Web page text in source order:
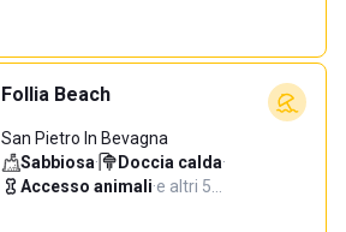
Follia Beach
San Pietro In Bevagna
Sabbiosa· Doccia calda·
Accesso animali·e altri 5…